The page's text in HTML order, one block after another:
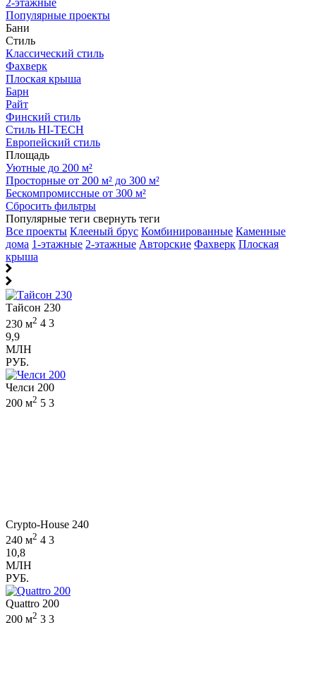
2-этажные
Популярные проекты
Бани
Стиль
Классический стиль
Фахверк
Плоская крыша
Барн
Райт
Финский стиль
Стиль HI-TECH
Европейский стиль
Площадь
Уютные до 200 м²
Просторные от 200 м² до 300 м²
Бескомпромиссные от 300 м²
Сбросить фильтры
Популярные теги свернуть теги
Все проекты Клееный брус Комбинированные Каменные
дома 1-этажные 2-этажные Авторские Фахверк Плоская
крыша
Тайсон 230
230 м2 4 3
9,9
МЛН
РУБ.
Челси 200
200 м2 5 3
Crypto-House 240
240 м2 4 3
10,8
МЛН
РУБ.
Quattro 200
200 м2 3 3